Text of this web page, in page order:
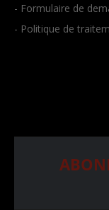
- Formulaire de
- Politique de